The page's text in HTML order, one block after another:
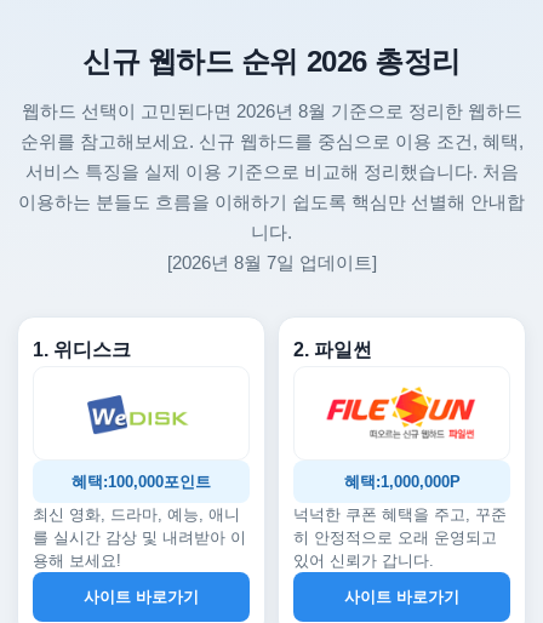
신규 웹하드 순위 2026 총정리
웹하드 선택이 고민된다면 2026년 8월 기준으로 정리한 웹하드
순위를 참고해보세요. 신규 웹하드를 중심으로 이용 조건, 혜택,
서비스 특징을 실제 이용 기준으로 비교해 정리했습니다. 처음
이용하는 분들도 흐름을 이해하기 쉽도록 핵심만 선별해 안내합
니다.
[2026년 8월 7일 업데이트]
1. 위디스크
혜택:100,000포인트
최신 영화, 드라마, 예능, 애니
를 실시간 감상 및 내려받아 이
용해 보세요!
사이트 바로가기
2. 파일썬
혜택:1,000,000P
넉넉한 쿠폰 혜택을 주고, 꾸준
히 안정적으로 오래 운영되고
있어 신뢰가 갑니다.
사이트 바로가기